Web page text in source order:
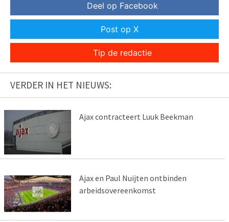
Deel op Facebook
Post op X
Tip de redactie
VERDER IN HET NIEUWS:
Ajax contracteert Luuk Beekman
Ajax en Paul Nuijten ontbinden
arbeidsovereenkomst